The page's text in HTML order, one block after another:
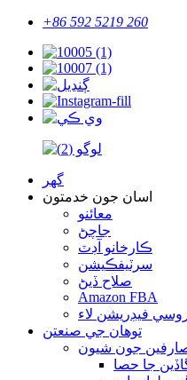
+86 592 5219 260
گهر
اسان جون خدمتون
معائنو
جاچڻ
ڪارخانو آڊٽ
سرٽيفڪيشن
صلاح ڏيڻ
Amazon FBA
توهان جي صنعتن
جون شيون
جا حصا